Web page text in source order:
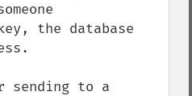
the database
sending to a